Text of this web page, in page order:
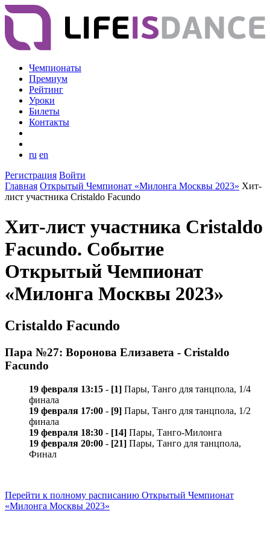
Чемпионаты
Премиум
Рейтинг
Уроки
Билеты
Контакты
ru en
Регистрация Войти
Главная Открытый Чемпионат «Милонга Москвы 2023» Хит-
лист участника Cristaldo Facundo
Хит-лист участника Cristaldo
Facundo. Событие
Открытый Чемпионат
«Милонга Москвы 2023»
Cristaldo Facundo
Пара №27: Воронова Елизавета - Cristaldo
Facundo
19 февраля 13:15 - [1] Пары, Танго для танцпола, 1/4
финала
19 февраля 17:00 - [9] Пары, Танго для танцпола, 1/2
финала
19 февраля 18:30 - [14] Пары, Танго-Милонга
19 февраля 20:00 - [21] Пары, Танго для танцпола,
Финал
Перейти к полному расписанию Открытый Чемпионат
«Милонга Москвы 2023»